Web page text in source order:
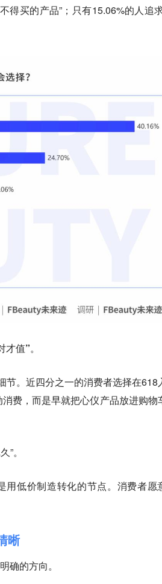
得买的产品”；只有15.06%的人追
才值”。
节。近四分之一的消费者选择在618
费，而是早就把心仪产品放进购物
。
用低价制造转化的节点。消费者愿
晰
确的方向。